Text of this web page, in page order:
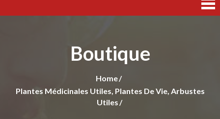
Boutique
Home
Plantes Médicinales Utiles, Plantes De Vie, Arbustes
Utiles